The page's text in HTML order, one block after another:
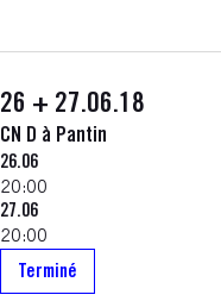
26 + 27.06.18
CN D à Pantin
26.06
20:00
27.06
20:00
Terminé